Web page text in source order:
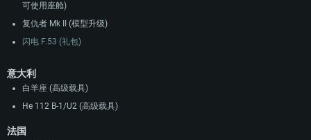
可使用座舱)
复仇者 Mk II (模型升级)
闪电 F.53 (礼包)
意大利
白羊座 (高级载具)
He 112 B-1/U2 (高级载具)
法国